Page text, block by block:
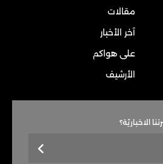
مقالات
آخر الأخبار
على هواكم
الأرشيف
الاخباريّة؟